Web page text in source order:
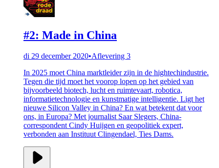
#2: Made in China
di 29 december 2020•Aflevering 3
In 2025 moet China marktleider zijn in de hightechindustrie.
Tegen die tijd moet het voorop lopen op het gebied van
bijvoorbeeld biotech, lucht en ruimtevaart, robotica,
informatietechnologie en kunstmatige intelligentie. Ligt het
nieuwe Silicon Valley in China? En wat betekent dat voor
ons, in Europa? Met journalist Saar Slegers, China-
correspondent Cindy Huijgen en geopolitiek expert,
verbonden aan Instituut Clingendael, Ties Dams.